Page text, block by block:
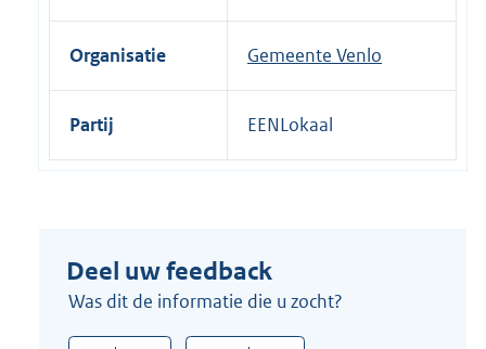
Organisatie Gemeente Venlo
Partij EENLokaal
Deel uw feedback
Was dit de informatie die u zocht?